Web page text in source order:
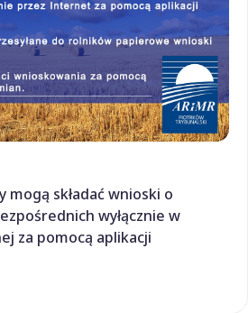
składać wnioski o
wyłącznie w
za pomocą aplikacji